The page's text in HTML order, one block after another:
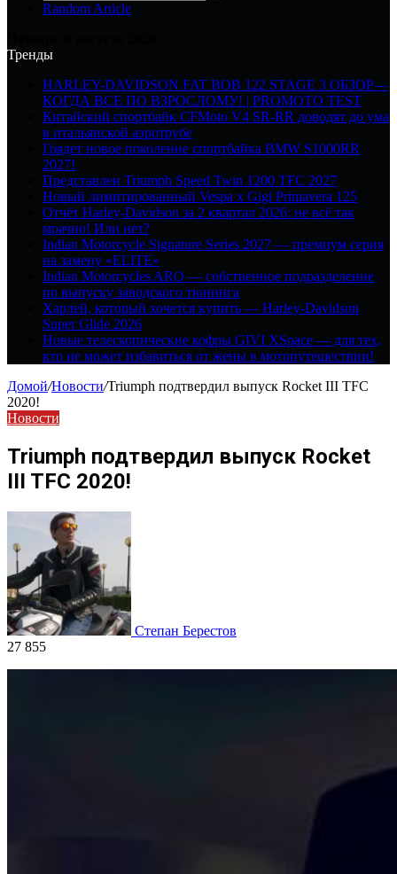
Random Article
Тренды
HARLEY-DAVIDSON FAT BOB 122 STAGE 3 ОБЗОР—
КОГДА ВСЕ ПО ВЗРОСЛОМУ! | PROMOTO TEST
Китайский спортбайк CFMoto V4 SR-RR доводят до ума
в итальянской аэротрубе
Грядет новое поколение спортбайка BMW S1000RR
2027!
Представлен Triumph Speed Twin 1200 TFC 2027
Новый лимитированный Vespa x Gigi Primavera 125
Отчёт Harley-Davidson за 2 квартал 2026: не всё так
мрачно! Или нет?
Indian Motorcycle Signature Series 2027 — премиум серия
на замену «ELITE»
Indian Motorcycles ARO — собственное подразделение
по выпуску заводского тюнинга
Харлей, который хочется купить — Harley-Davidson
Super Glide 2026
Новые телескопические кофры GIVI XSpace — для тех,
кто не может избавиться от жены в мотопутешествии!
Домой/Новости/Triumph подтвердил выпуск Rocket III TFC
2020!
Новости
Triumph подтвердил выпуск Rocket
III TFC 2020!
Степан Берестов
27 855